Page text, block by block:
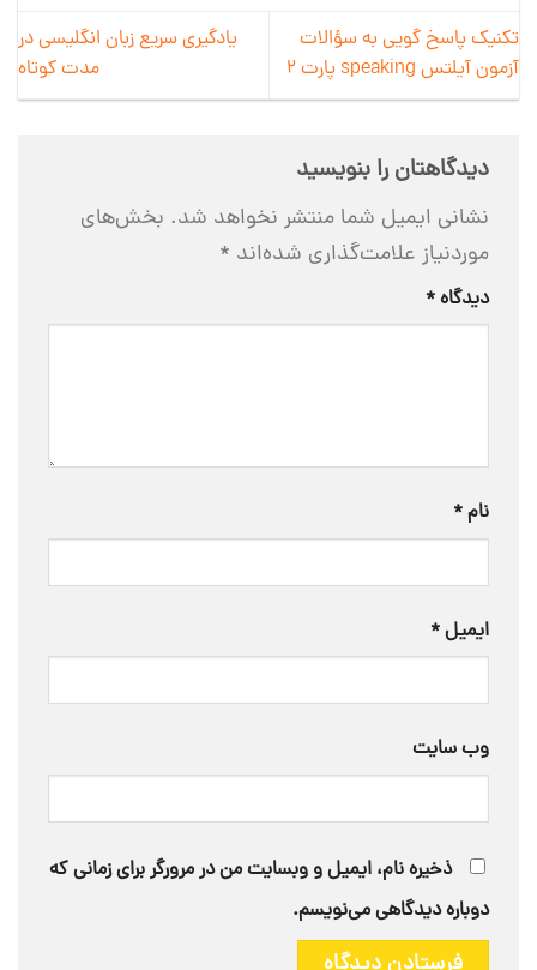
تکنیک پاسخ گویی به سؤالات
آزمون آیلتس speaking پارت ۲
یادگیری سریع زبان انگلیسی در
مدت کوتاه
دیدگاهتان را بنویسید
نشانی ایمیل شما منتشر نخواهد شد. بخش‌های
موردنیاز علامت‌گذاری شده‌اند *
دیدگاه*
نام*
ایمیل*
وب‌ سایت
ذخیره نام، ایمیل و وبسایت من در مرورگر برای زمانی که
دوباره دیدگاهی می‌نویسم.